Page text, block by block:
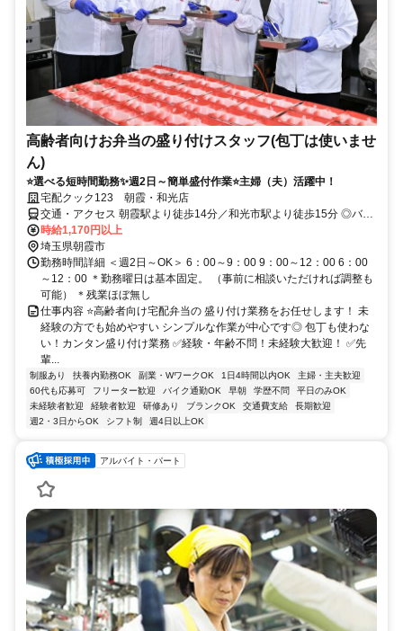
高齢者向けお弁当の盛り付けスタッフ(包丁は使いませ
ん)
⭐選べる短時間勤務✨週2日～簡単盛付作業⭐主婦（夫）活躍中！
宅配クック123 朝霞・和光店
交通・アクセス 朝霞駅より徒歩14分／和光市駅より徒歩15分 ◎バイ
ク・自転車通勤も可
時給1,170円以上
埼玉県朝霞市
勤務時間詳細 ＜週2日～OK＞ 6：00～9：00 9：00～12：00 6：00
～12：00 ＊勤務曜日は基本固定。 （事前に相談いただければ調整も
可能） ＊残業ほぼ無し
仕事内容 ⭐高齢者向け宅配弁当の 盛り付け業務をお任せします！ 未
経験の方でも始めやすい シンプルな作業が中心です◎ 包丁も使わな
い！カンタン盛り付け業務 ✅経験・年齢不問！未経験大歓迎！ ✅先
輩...
制服あり 扶養内勤務OK 副業・WワークOK 1日4時間以内OK
主婦・主夫歓迎
60代も応募可
フリーター歓迎 バイク通勤OK 早朝 学歴不問
平日のみOK
未経験者歓迎
経験者歓迎 研修あり ブランクOK 交通費支給
長期歓迎
週2・3日からOK
シフト制 週4日以上OK
アルバイト・パート